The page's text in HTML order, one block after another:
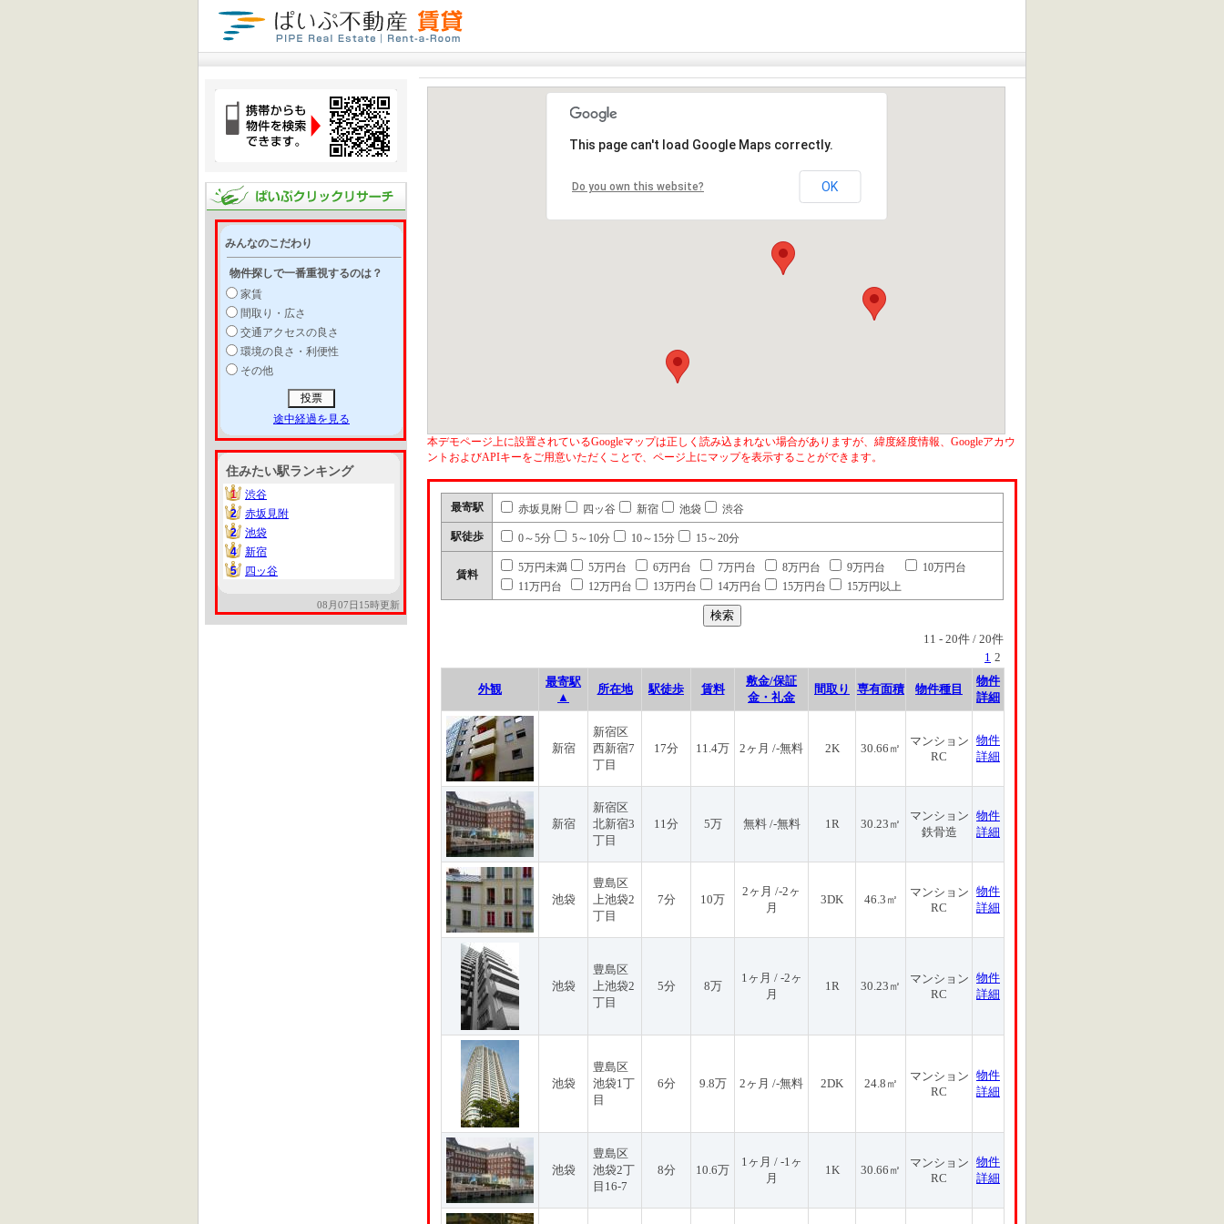
みんなのこだわり
物件探しで一番重視するのは？
家賃
間取り・広さ
交通アクセスの良さ
環境の良さ・利便性
その他
途中経過を見る
住みたい駅ランキング
1
1
渋谷
2
2
赤坂見附
2
2
池袋
4
4
新宿
5
5 四ッ谷
08月07日15時更新
This page can't load Google Maps correctly.
Do you own this website? OK
本デモページ上に設置されているGoogleマップは正しく読み込まれない場合がありますが、緯度経度情報、Googleアカウ
ントおよびAPIキーをご用意いただくことで、ページ上にマップを表示することができます。
最寄駅 赤坂見附 四ッ谷 新宿 池袋 渋谷
駅徒歩 0～5分 5～10分 10～15分 15～20分
賃料
5万円未満 5万円台 6万円台 7万円台 8万円台 9万円台
10万円台
11万円台
12万円台 13万円台 14万円台 15万円台 15万円以上
11 - 20件 / 20件
1 2
外観
最寄駅
▲
所在地 駅徒歩 賃料
敷金/保証
金・礼金
間取り 専有面積 物件種目
物件
詳細
新宿
新宿区
西新宿7
丁目
17分 11.4万 2ヶ月 /-無料 2K 30.66㎡
マンション
RC
物件
詳細
新宿
新宿区
北新宿3
丁目
11分 5万 無料 /-無料 1R 30.23㎡
マンション
鉄骨造
物件
詳細
池袋
豊島区
上池袋2
丁目
7分 10万
2ヶ月 /-2ヶ
月
3DK 46.3㎡
マンション
RC
物件
詳細
池袋
豊島区
上池袋2
丁目
5分 8万
1ヶ月 / -2ヶ
月
1R 30.23㎡
マンション
RC
物件
詳細
池袋
豊島区
池袋1丁
目
6分 9.8万 2ヶ月 /-無料 2DK 24.8㎡
マンション
RC
物件
詳細
池袋
豊島区
池袋2丁
目16-7
8分 10.6万
1ヶ月 / -1ヶ
月
1K 30.66㎡
マンション
RC
物件
詳細